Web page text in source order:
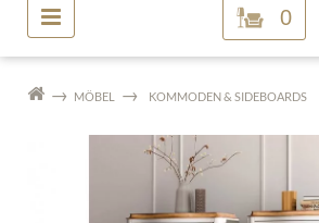
0
MÖBEL KOMMODEN & SIDEBOARDS